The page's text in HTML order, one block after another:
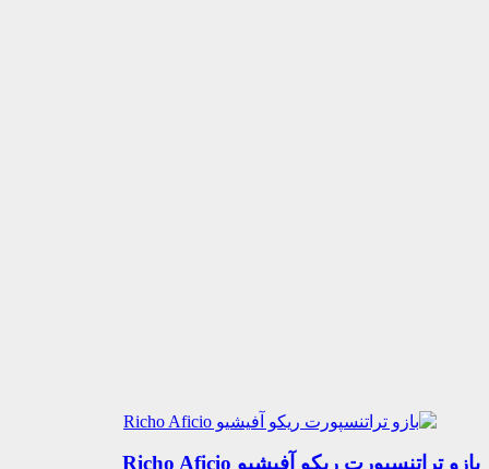
بازو تراتنسپورت ریکو آفیشیو Richo Aficio